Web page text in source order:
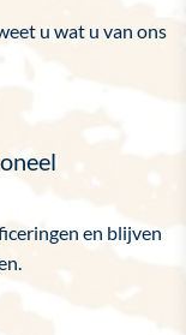
u wat u van ons
en blijven